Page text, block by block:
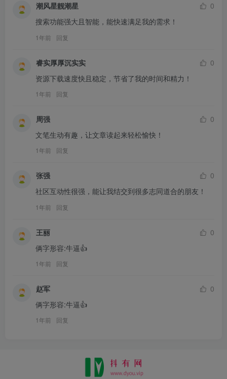
潮风星靓潮星
0
搜索功能强大且智能，能快速满足我的需求！
1年前 回复
睿实厚厚沉实实
0
资源下载速度快且稳定，节省了我的时间和精力！
1年前 回复
周强
0
文笔生动有趣，让文章读起来轻松愉快！
1年前 回复
张强
0
社区互动性很强，能让我结交到很多志同道合的朋友！
1年前 回复
王丽
0
俩字形容:牛逼👍
1年前 回复
赵军
0
俩字形容:牛逼👍
1年前 回复